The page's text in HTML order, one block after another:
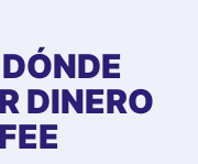
first started
app, and they
quick to provide
and helpful
DINERO